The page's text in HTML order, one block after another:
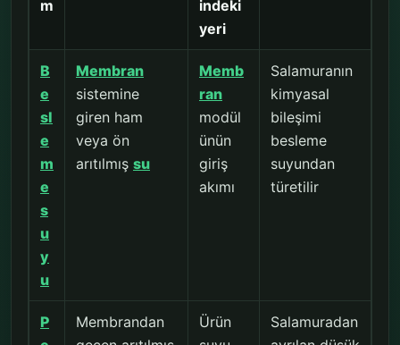
m
indeki
yeri
B
e
sl
e
m
e
s
u
y
u
Membran
sistemine
giren ham
veya ön
arıtılmış su
Memb
ran
modül
ünün
giriş
akımı
Salamuranın
kimyasal
bileşimi
besleme
suyundan
türetilir
P
Membrandan
Ürün
Salamuradan